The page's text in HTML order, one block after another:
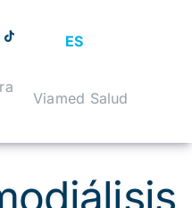
ES
Viamed Salud